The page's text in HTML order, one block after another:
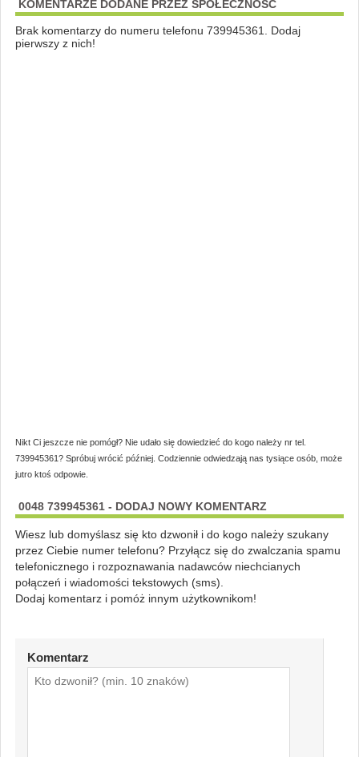
KOMENTARZE DODANE PRZEZ SPOŁECZNOŚĆ
Brak komentarzy do numeru telefonu 739945361. Dodaj
pierwszy z nich!
Nikt Ci jeszcze nie pomógł? Nie udało się dowiedzieć do kogo należy nr tel.
739945361? Spróbuj wrócić później. Codziennie odwiedzają nas tysiące osób, może
jutro ktoś odpowie.
0048 739945361 - DODAJ NOWY KOMENTARZ
Wiesz lub domyślasz się kto dzwonił i do kogo należy szukany
przez Ciebie numer telefonu? Przyłącz się do zwalczania spamu
telefonicznego i rozpoznawania nadawców niechcianych
połączeń i wiadomości tekstowych (sms).
Dodaj komentarz i pomóż innym użytkownikom!
Komentarz